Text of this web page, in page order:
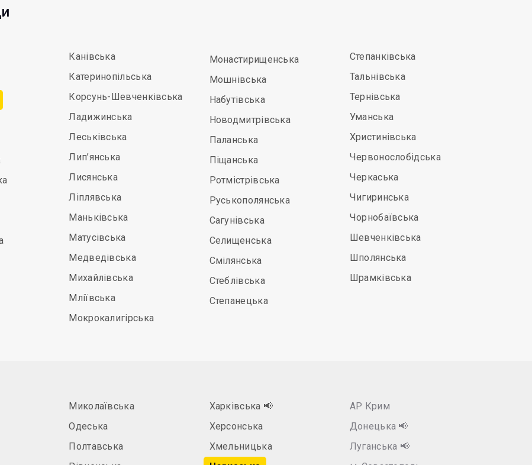
Канівська
Катеринопільська
Корсунь-Шевченківська
Ладижинська
Леськівська
Лип’янська
Лисянська
Ліплявська
Маньківська
Матусівська
Медведівська
Михайлівська
Мліївська
Мокрокалигірська
Монастирищенська
Мошнівська
Набутівська
Новодмитрівська
Паланська
Піщанська
Ротмістрівська
Руськополянська
Сагунівська
Селищенська
Смілянська
Стеблівська
Степанецька
Степанківська
Тальнівська
Тернівська
Уманська
Христинівська
Червонослобідська
Черкаська
Чигиринська
Чорнобаївська
Шевченківська
Шполянська
Шрамківська
Миколаївська
Одеська
Полтавська
Харківська 📢
Херсонська
Хмельницька
АР Крим
Донецька 📢
Луганська 📢